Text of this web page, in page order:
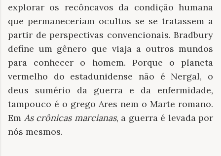
explorar os recôncavos da condição humana
que permaneceriam ocultos se se tratassem a
partir de perspectivas convencionais. Bradbury
define um gênero que viaja a outros mundos
para conhecer o homem. Porque o planeta
vermelho do estadunidense não é Nergal, o
deus sumério da guerra e da enfermidade,
tampouco é o grego Ares nem o Marte romano.
Em As crônicas marcianas, a guerra é levada por
nós mesmos.